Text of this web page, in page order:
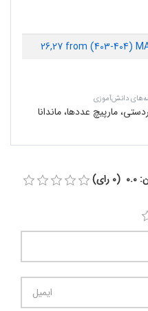
26,27 from (403-404)
دانش‌آموزی
مارپیچ عددها، ماندانا